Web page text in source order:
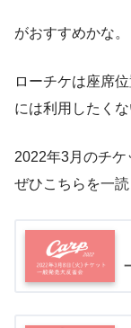
がおすすめかな。
ローチケは座席
には利用したくな
2022年3月のチケ
ぜひこちらを一読